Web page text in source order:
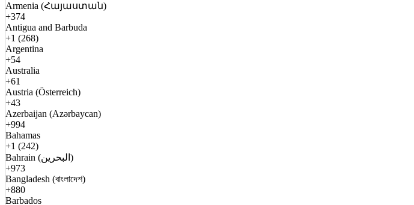
Armenia (Հայաստան)
+374
Antigua and Barbuda
+1 (268)
Argentina
+54
Australia
+61
Austria (Österreich)
+43
Azerbaijan (Azərbaycan)
+994
Bahamas
+1 (242)
Bahrain (البحرين)
+973
Bangladesh (বাংলাদেশ)
+880
Barbados